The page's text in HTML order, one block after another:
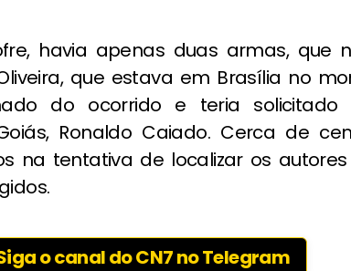
havia apenas duas armas, que
que estava em Brasília no
do ocorrido e teria solicitado
Ronaldo Caiado. Cerca de
na tentativa de localizar os
o canal do CN7 no Telegram